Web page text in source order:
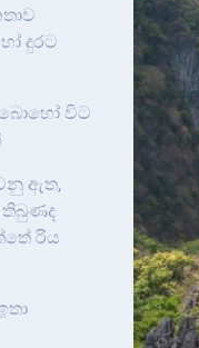
දුරට
බොහෝ විට
ඇත,
රිය